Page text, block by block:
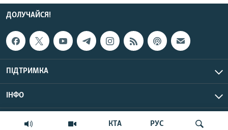
КТА РУС
ДОЛУЧАЙСЯ!
ПІДТРИМКА
ІНФО
© Крим.Реалії, 2026 | Усі права застережено.